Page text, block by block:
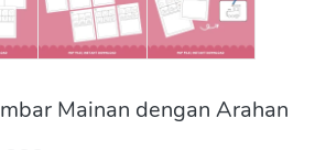
Mainan dengan Arahan